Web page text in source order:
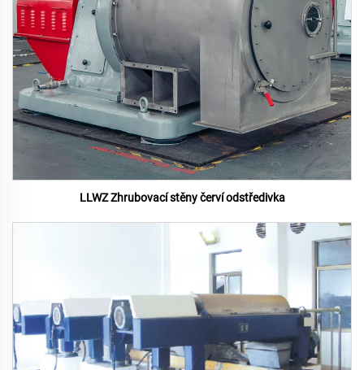
LLWZ Zhrubovací stěny červí odstředivka